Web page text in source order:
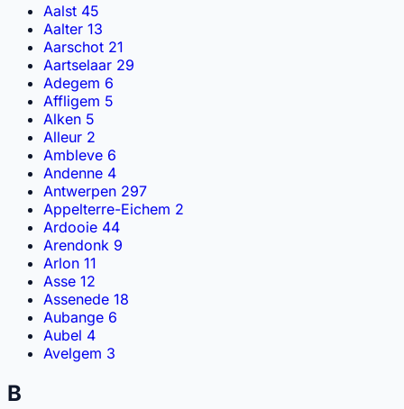
RO Română
RU Русский
ES Español
PT Português
UK Українська
Italiano
TR Türkçe
BG Български
AR
HU Magyar
SR Српски
Aalst 45
Aalter 13
Aarschot 21
Aartselaar 29
Adegem 6
Affligem 5
Alken 5
Alleur 2
Ambleve 6
Andenne 4
Antwerpen 297
Appelterre-Eichem 2
Ardooie 44
Arendonk 9
Arlon 11
Asse 12
Assenede 18
Aubange 6
Aubel 4
Avelgem 3
B